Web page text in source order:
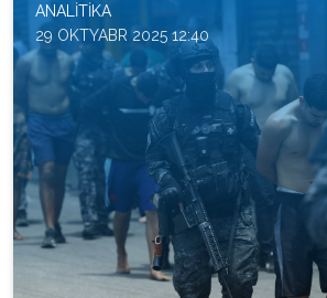
ANALITIKA
29 OKTYABR 2025 12:40